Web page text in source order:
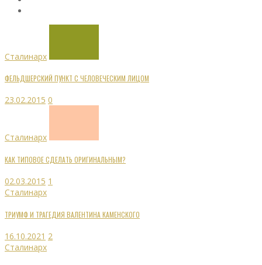
Сталинарх
ФЕЛЬДШЕРСКИЙ ПУНКТ С ЧЕЛОВЕЧЕСКИМ ЛИЦОМ
23.02.2015 0
Сталинарх
КАК ТИПОВОЕ СДЕЛАТЬ ОРИГИНАЛЬНЫМ?
02.03.2015 1
Сталинарх
ТРИУМФ И ТРАГЕДИЯ ВАЛЕНТИНА КАМЕНСКОГО
16.10.2021 2
Сталинарх